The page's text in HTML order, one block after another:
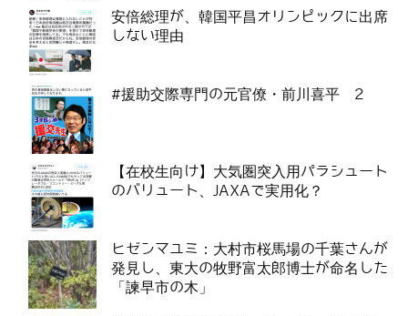
安倍総理が、韓国平昌オリンピックに出席
しない理由
#援助交際専門の元官僚・前川喜平 2
【在校生向け】大気圏突入用パラシュート
のバリュート、JAXAで実用化？
ヒゼンマユミ：大村市桜馬場の千葉さんが
発見し、東大の牧野富太郎博士が命名した
「諫早市の木」